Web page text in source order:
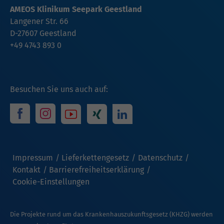
Besuchen Sie uns auch auf:
Impressum Lieferkettengesetz
Datenschutz
Kontakt
Barrierefreiheitserklärung
Cookie-Einstellungen
AMEOS Klinikum Seepark Geestland
Langener Str. 66
D-27607 Geestland
+49 4743 893 0
Die Projekte rund um das Krankenhauszukunftsgesetz (KHZG) werden